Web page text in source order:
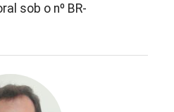
sob o nº BR-